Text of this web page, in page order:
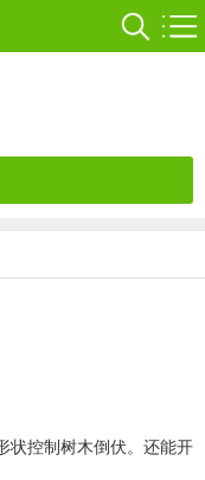
状控制树木倒伏。还能开